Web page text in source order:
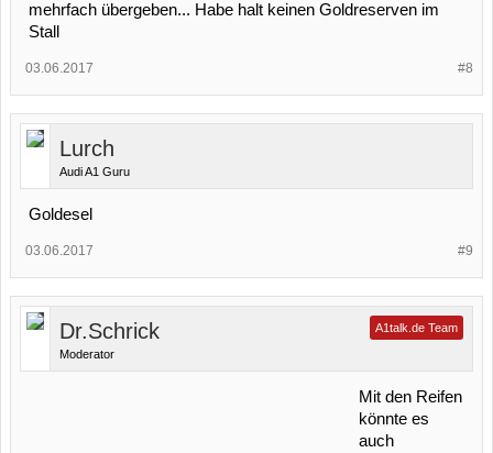
mehrfach übergeben... Habe halt keinen Goldreserven im
Stall
#8
03.06.2017
Lurch
Audi A1 Guru
Goldesel
#9
03.06.2017
Dr.Schrick
Moderator
A1talk.de Team
Mit den Reifen
könnte es
auch